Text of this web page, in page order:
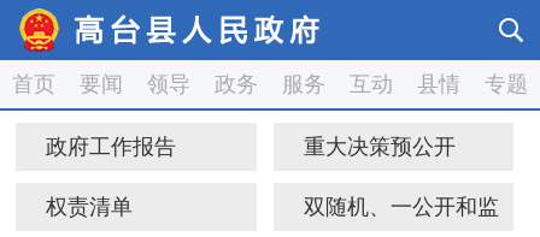
首页 要闻 领导 政务 服务 互动 县情 专题
政府工作报告 重大决策预公开
权责清单
双随机、一公开和监